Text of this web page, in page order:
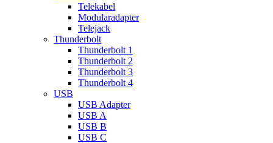
Telekabel
Modularadapter
Telejack
Thunderbolt
Thunderbolt 1
Thunderbolt 2
Thunderbolt 3
Thunderbolt 4
USB
USB Adapter
USB A
USB B
USB C